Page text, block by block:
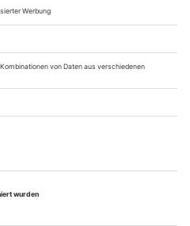
«Rheingold» am Nationaltheater
Hermann Bäumer sorgt an der
musikalische Intensitäten
von jener mythisch
der heraus die Musik zu
zarten, dann imposant sich zu
Es-Dur-Wellen
dieses Musikdramas, mit dem
(obwohl die Tetralogie ja